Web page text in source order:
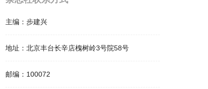
主编： 步建兴
地址： 北京丰台长辛店槐树岭3号院58号
邮编： 100072